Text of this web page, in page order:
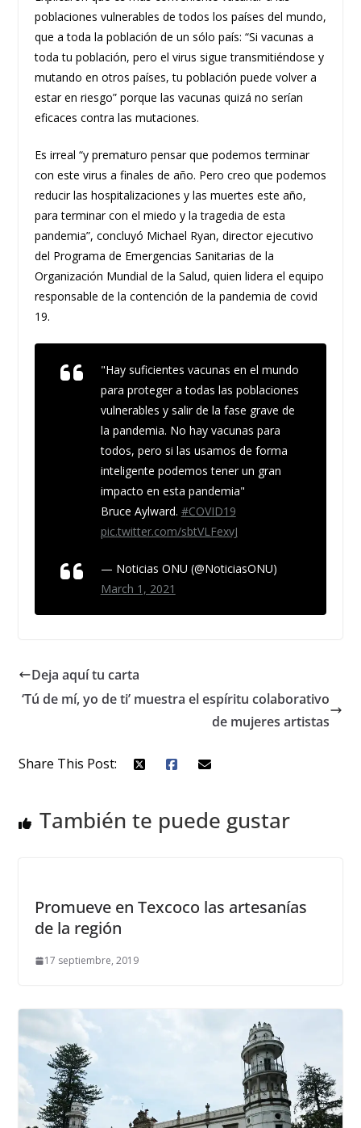
poblaciones vulnerables de todos los países del mundo,
que a toda la población de un sólo país: “Si vacunas a
toda tu población, pero el virus sigue transmitiéndose y
mutando en otros países, tu población puede volver a
estar en riesgo” porque las vacunas quizá no serían
eficaces contra las mutaciones.
Es irreal “y prematuro pensar que podemos terminar
con este virus a finales de año. Pero creo que podemos
reducir las hospitalizaciones y las muertes este año,
para terminar con el miedo y la tragedia de esta
pandemia”, concluyó Michael Ryan, director ejecutivo
del Programa de Emergencias Sanitarias de la
Organización Mundial de la Salud, quien lidera el equipo
responsable de la contención de la pandemia de covid
19.
"Hay suficientes vacunas en el mundo
para proteger a todas las poblaciones
vulnerables y salir de la fase grave de
la pandemia. No hay vacunas para
todos, pero si las usamos de forma
inteligente podemos tener un gran
impacto en esta pandemia"
Bruce Aylward. #COVID19
pic.twitter.com/sbtVLFexvJ
— Noticias ONU (@NoticiasONU)
March 1, 2021
Deja aquí tu carta
‘Tú de mí, yo de ti’ muestra el espíritu colaborativo
de mujeres artistas
Share This Post:
También te puede gustar
Promueve en Texcoco las artesanías
de la región
17 septiembre, 2019